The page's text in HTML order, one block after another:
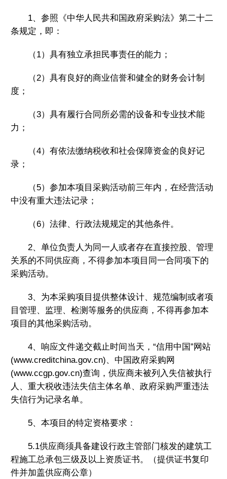
1、参照《中华人民共和国政府采购法》第二十二
条规定，即：
（1）具有独立承担民事责任的能力；
（2）具有良好的商业信誉和健全的财务会计制
度；
（3）具有履行合同所必需的设备和专业技术能
力；
（4）有依法缴纳税收和社会保障资金的良好记
录；
（5）参加本项目采购活动前三年内，在经营活动
中没有重大违法记录；
（6）法律、行政法规规定的其他条件。
2、单位负责人为同一人或者存在直接控股、管理
关系的不同供应商，不得参加本项目同一合同项下的
采购活动。
3、为本采购项目提供整体设计、规范编制或者项
目管理、监理、检测等服务的供应商，不得再参加本
项目的其他采购活动。
4、响应文件递交截止时间当天，“信用中国”网站
(www.creditchina.gov.cn)、中国政府采购网
(www.ccgp.gov.cn)查询，供应商未被列入失信被执行
人、重大税收违法失信主体名单、政府采购严重违法
失信行为记录名单。
5、本项目的特定资格要求：
5.1供应商须具备建设行政主管部门核发的建筑工
程施工总承包三级及以上资质证书。（提供证书复印
件并加盖供应商公章）